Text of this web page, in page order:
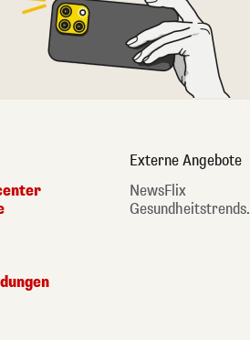
Externe Angebote
NewsFlix